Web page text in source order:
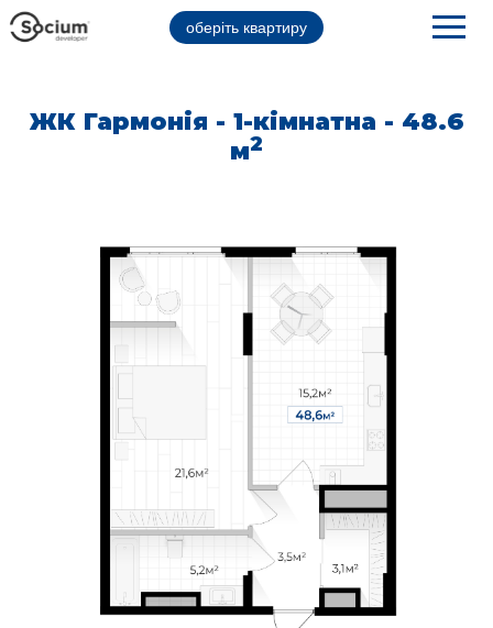
оберіть квартиру
ЖК Гармонія - 1-кімнатна - 48.6
м2